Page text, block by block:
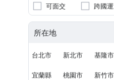
可面交 跨國
所在地
台北市 新北市 基隆市
宜蘭縣 桃園市 新竹市